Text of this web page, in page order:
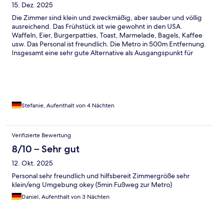
15. Dez. 2025
Die Zimmer sind klein und zweckmäßig, aber sauber und völlig
ausreichend. Das Frühstück ist wie gewohnt in den USA.
Waffeln, Eier, Burgerpatties, Toast, Marmelade, Bagels, Kaffee
usw. Das Personal ist freundlich. Die Metro in 500m Entfernung.
Insgesamt eine sehr gute Alternative als Ausgangspunkt für
Stefanie, Aufenthalt von 4 Nächten
Verifizierte Bewertung
8/10 – Sehr gut
12. Okt. 2025
Personal sehr freundlich und hilfsbereit Zimmergröße sehr
klein/eng Umgebung okey (5min Fußweg zur Metro)
Daniel, Aufenthalt von 3 Nächten